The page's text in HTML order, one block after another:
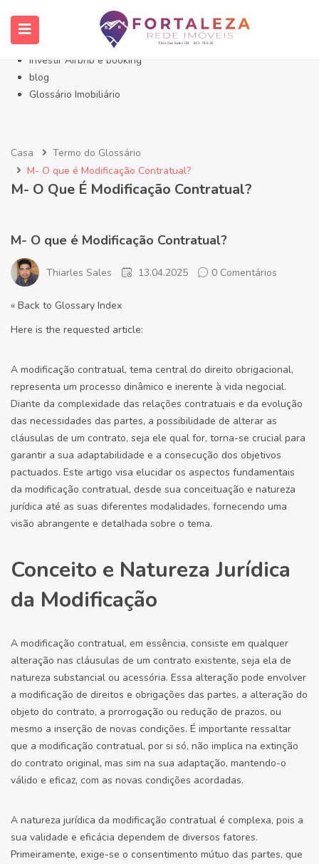
Início- Imóveis Fortaleza Eusébio
Imóveis em Fortaleza
Imóveis no Eusébio
Investir Airbnb e booking
blog
Glossário Imobiliário
Casa
Termo do Glossário
M- O que é Modificação Contratual?
M- O Que É Modificação Contratual?
M- O que é Modificação Contratual?
Thiarles Sales 13.04.2025 0 Comentários
« Back to Glossary Index
Here is the requested article:
A modificação contratual, tema central do direito obrigacional,
representa um processo dinâmico e inerente à vida negocial.
Diante da complexidade das relações contratuais e da evolução
das necessidades das partes, a possibilidade de alterar as
cláusulas de um contrato, seja ele qual for, torna-se crucial para
garantir a sua adaptabilidade e a consecução dos objetivos
pactuados. Este artigo visa elucidar os aspectos fundamentais
da modificação contratual, desde sua conceituação e natureza
jurídica até as suas diferentes modalidades, fornecendo uma
visão abrangente e detalhada sobre o tema.
Conceito e Natureza Jurídica
da Modificação
A modificação contratual, em essência, consiste em qualquer
alteração nas cláusulas de um contrato existente, seja ela de
natureza substancial ou acessória. Essa alteração pode envolver
a modificação de direitos e obrigações das partes, a alteração do
objeto do contrato, a prorrogação ou redução de prazos, ou
mesmo a inserção de novas condições. É importante ressaltar
que a modificação contratual, por si só, não implica na extinção
do contrato original, mas sim na sua adaptação, mantendo-o
válido e eficaz, com as novas condições acordadas.
A natureza jurídica da modificação contratual é complexa, pois a
sua validade e eficácia dependem de diversos fatores.
Primeiramente, exige-se o consentimento mútuo das partes, que